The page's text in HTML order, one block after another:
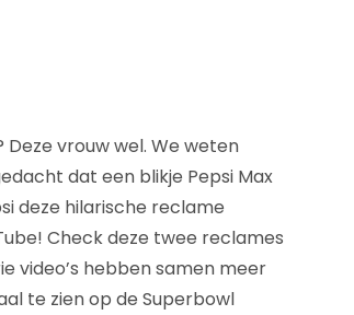
vrouw wel. We weten
dat een blikje Pepsi Max
deze hilarische reclame
Check deze twee reclames
video’s hebben samen meer
te zien op de Superbowl